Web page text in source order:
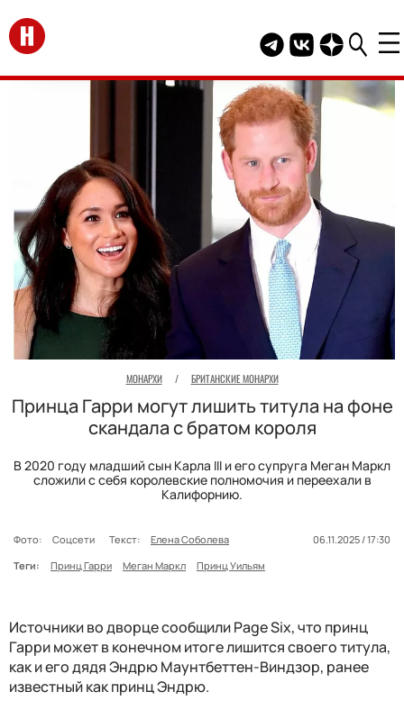
Перейти на главную
Telegram канал
Группа HELLO
Канал
МОНАРХИ / БРИТАНСКИЕ МОНАРХИ
Принца Гарри могут лишить титула на фоне
скандала с братом короля
В 2020 году младший сын Карла III и его супруга Меган Маркл
сложили с себя королевские полномочия и переехали в
Калифорнию.
Фото: Соцсети Текст: Елена Соболева
06.11.2025 / 17:30
Теги:
Принц Гарри Меган Маркл Принц Уильям
Источники во дворце сообщили Page Six, что принц
Гарри может в конечном итоге лишится своего титула,
как и его дядя Эндрю Маунтбеттен-Виндзор, ранее
известный как принц Эндрю.